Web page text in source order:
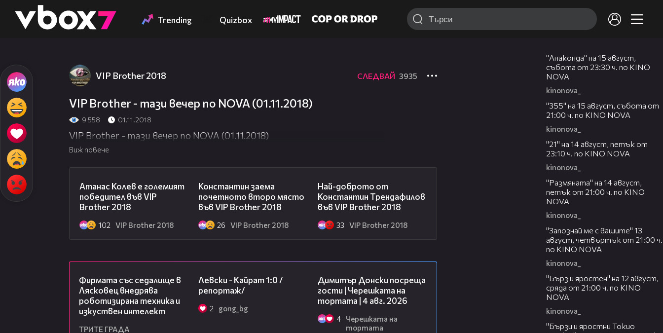
👾 Trending Quizbox
VIP Brother 2018 СЛЕДВАЙ 3935
VIP Brother - тази вечер по NOVA (01.11.2018)
9 558 01.11.2018
VIP Brother - тази вечер по NOVA (01.11.2018)
Виж повече
Атанас Колев е големият
победител във VIP
Brother 2018
102 VIP Brother 2018
Константин заема
почетното второ място
във VIP Brother 2018
26 VIP Brother 2018
Най-доброто от
Константин Трендафилов
във VIP Brother 2018
33 VIP Brother 2018
Фирмата със седалище в
Лясковец внедрява
роботизирана техника и
изкуствен интелект
ТРИТЕ ГРАДА
Левски - Кайрат 1:0 /
репортаж/
2 gong_bg
Димитър Донски посреща
гости | Черешката на
тортата | 4 авг. 2026
4
Черешката на
тортата
"Анаконда" на 15 август,
събота от 23:30 ч. по KINO
NOVA
kinonova_
"355" на 15 август, събота от
21:00 ч. по KINO NOVA
kinonova_
"21" на 14 август, петък от
23:10 ч. по KINO NOVA
kinonova_
"Размянaта" на 14 август,
петък от 21:00 ч. по KINO
NOVA
kinonova_
"Запознай ме с вашите" 13
август, четвъртък от 21:00 ч.
по KINO NOVA
kinonova_
"Бърз и яростен" на 12 август,
сряда от 21:00 ч. по KINO
NOVA
kinonova_
"Бързи и яростни Токио